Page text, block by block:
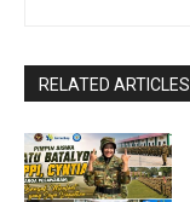
RELATED ARTICLES